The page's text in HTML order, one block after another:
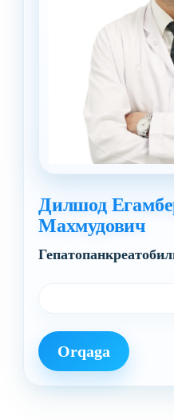
Дилшод
Махмудович
Orqaga